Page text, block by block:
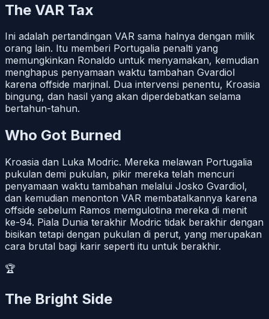
The VAR Tax
Ini adalah pertandingan VAR sama halnya dengan milik
orang lain. Itu memberi Portugalia penalti yang
memungkinkan Ronaldo untuk menyamakan, kemudian
menghapus penyamaan waktu tambahan Gvardiol
karena offside marjinal. Dua intervensi penentu, Kroasia
bingung, dan hasil yang akan diperdebatkan selama
bertahun-tahun.
Who Got Burned
Kroasia dan Luka Modric. Mereka melawan Portugalia
pukulan demi pukulan, pikir mereka telah mencuri
penyamaan waktu tambahan melalui Josko Gvardiol,
dan kemudian menonton VAR membatalkannya karena
offside sebelum Ramos memgulotina mereka di menit
ke-94. Piala Dunia terakhir Modric tidak berakhir dengan
bisikan tetapi dengan pukulan di perut, yang merupakan
cara brutal bagi karir seperti itu untuk berakhir.
🏆
The Bright Side